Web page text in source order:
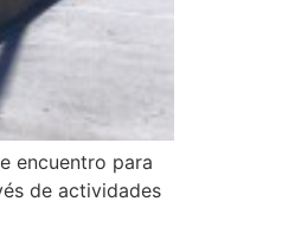
encuentro para
de actividades